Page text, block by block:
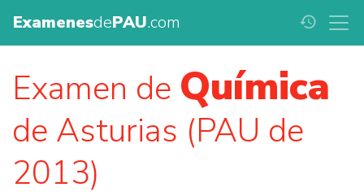
ExamenesdePAU.com history
Examen de Química
de Asturias (PAU de
2013)